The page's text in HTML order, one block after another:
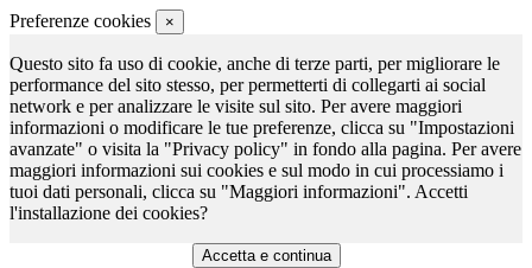
Preferenze cookies ×
Questo sito fa uso di cookie, anche di terze parti, per migliorare le
performance del sito stesso, per permetterti di collegarti ai social
network e per analizzare le visite sul sito. Per avere maggiori
informazioni o modificare le tue preferenze, clicca su "Impostazioni
avanzate" o visita la "Privacy policy" in fondo alla pagina. Per avere
maggiori informazioni sui cookies e sul modo in cui processiamo i
tuoi dati personali, clicca su "Maggiori informazioni". Accetti
l'installazione dei cookies?